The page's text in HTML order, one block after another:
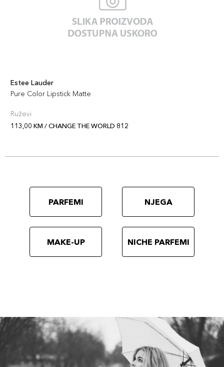
Estee Lauder
Pure Color Lipstick Matte
Ruževi
113,00 KM / CHANGE THE WORLD 812
PARFEMI NJEGA
MAKE-UP NICHE PARFEMI